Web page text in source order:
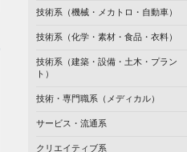
技術系（機械・メカトロ・自動車）
技術系（化学・素材・食品・衣料）
技術系（建築・設備・土木・プラン
ト）
技術・専門職系（メディカル）
サービス・流通系
クリエイティブ系